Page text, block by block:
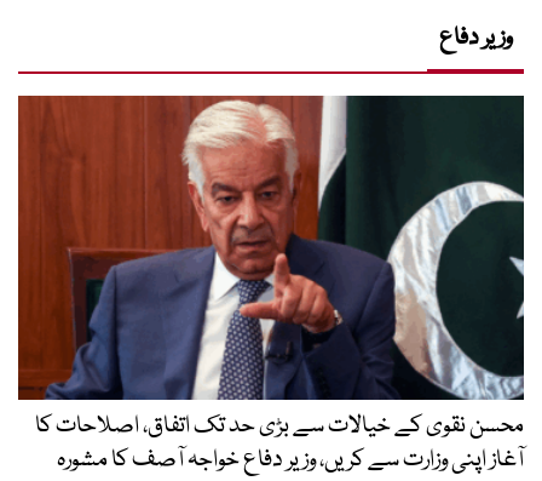
وزیر دفاع
محسن نقوی کے خیالات سے بڑی حد تک اتفاق، اصلاحات کا
آغاز اپنی وزارت سے کریں، وزیر دفاع خواجہ آصف کا مشورہ